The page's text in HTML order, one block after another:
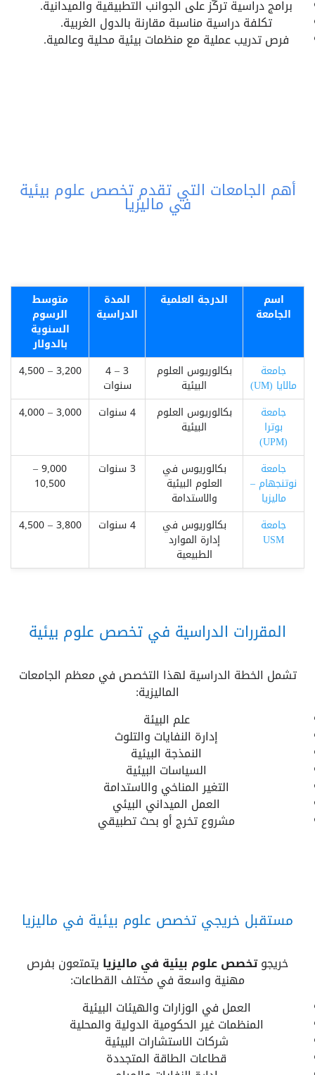
برامج دراسية تركّز على الجوانب التطبيقية والميدانية.
تكلفة دراسية مناسبة مقارنة بالدول الغربية.
فرص تدريب عملية مع منظمات بيئية محلية وعالمية.
أهم الجامعات التي تقدم تخصص علوم بيئية
في ماليزيا
اسم
الجامعة
الدرجة العلمية المدة
الدراسية
متوسط
الرسوم
السنوية
بالدولار
جامعة
مالايا (UM)
بكالوريوس العلوم
البيئية
3 – 4
سنوات
3,200 – 4,500
جامعة
بوترا
(UPM)
بكالوريوس العلوم
البيئية
4 سنوات 3,000 – 4,000
جامعة
نوتنجهام –
ماليزيا
بكالوريوس في
العلوم البيئية
والاستدامة
3 سنوات 9,000 –
10,500
جامعة
USM
بكالوريوس في
إدارة الموارد
الطبيعية
4 سنوات 3,800 – 4,500
المقررات الدراسية في تخصص علوم بيئية
تشمل الخطة الدراسية لهذا التخصص في معظم الجامعات
الماليزية:
علم البيئة
إدارة النفايات والتلوث
النمذجة البيئية
السياسات البيئية
التغير المناخي والاستدامة
العمل الميداني البيئي
مشروع تخرج أو بحث تطبيقي
مستقبل خريجي تخصص علوم بيئية في ماليزيا
خريجوتخصص علوم بيئية في ماليزيا يتمتعون بفرص
مهنية واسعة في مختلف القطاعات:
العمل في الوزارات والهيئات البيئية
المنظمات غير الحكومية الدولية والمحلية
شركات الاستشارات البيئية
قطاعات الطاقة المتجددة